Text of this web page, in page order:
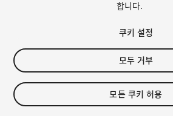
FREE
in the past week
합니다.
쿠키 설정
모두 거부
모든 쿠키 허용